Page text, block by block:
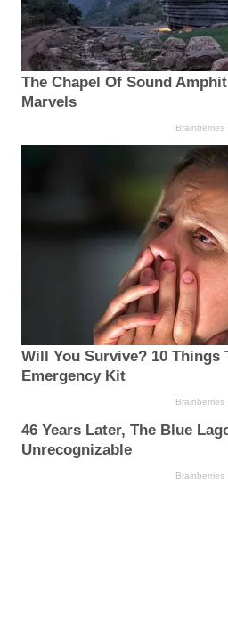
The Chapel Of Sound
Marvels
Brainberries
Will You Survive? 10 Things
Emergency Kit
Brainberries
46 Years Later, The Blue
Unrecognizable
Brainberries